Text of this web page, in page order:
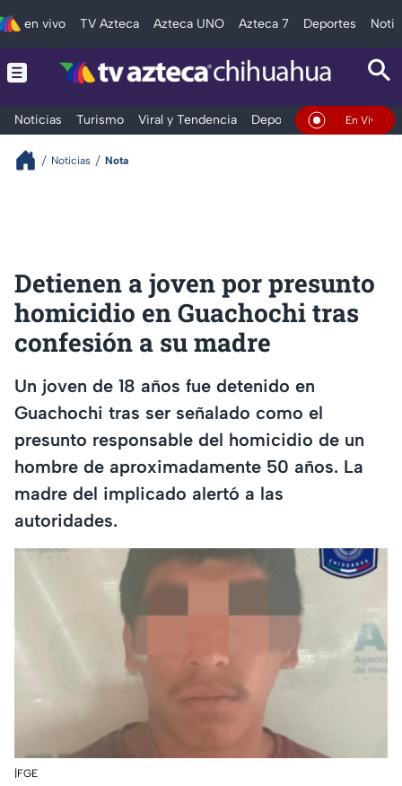
en vivo TV Azteca Azteca UNO Azteca 7 Deportes
Noticias Turismo Viral y Tendencia Deportes Espectáculos
En Vivo
Noticias Nota
Detienen a joven por presunto
homicidio en Guachochi tras
confesión a su madre
Un joven de 18 años fue detenido en
Guachochi tras ser señalado como el
presunto responsable del homicidio de un
hombre de aproximadamente 50 años. La
madre del implicado alertó a las
autoridades.
|FGE